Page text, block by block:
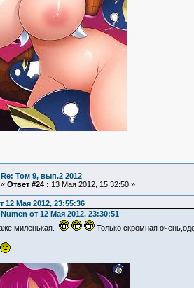
Re: Том 9, вып.2 2012
« Ответ #24 : 13 Мая 2012, 15:32:50 »
12 Мая 2012, 23:55:36
от 12 Мая 2012, 23:30:51
миленькая.
Только скромная